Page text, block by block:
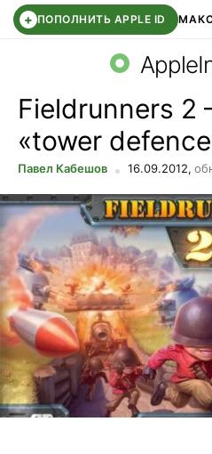
+ ПОПОЛНИТЬ APPLE ID
СБЕР КИДС ВТБ
Fieldrunners 2
«tower
Павел Кабешов 16.09.2012,